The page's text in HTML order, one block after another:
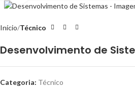
Início Técnico
Desenvolvimento de
Categoria: Técnico